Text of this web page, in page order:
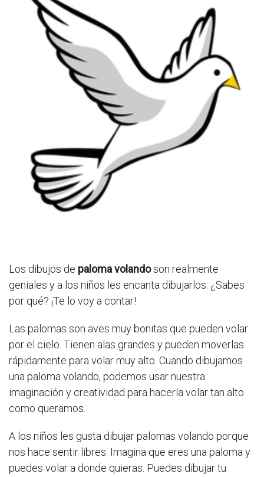
Los dibujos de paloma volandoson realmente
geniales y a los niños les encanta dibujarlos. ¿Sabes
por qué? ¡Te lo voy a contar!
Las palomas son aves muy bonitas que pueden volar
por el cielo. Tienen alas grandes y pueden moverlas
rápidamente para volar muy alto. Cuando dibujamos
una paloma volando, podemos usar nuestra
imaginación y creatividad para hacerla volar tan alto
como queramos.
A los niños les gusta dibujar palomas volando porque
nos hace sentir libres. Imagina que eres una paloma y
puedes volar a donde quieras. Puedes dibujar tu